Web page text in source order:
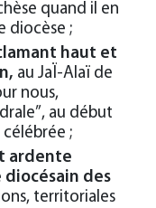
quand il en
diocèse ;
haut et
au JaÏ-Alaï de
nous,
au début
;
ardente
des
territoriales